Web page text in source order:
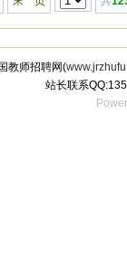
教师招聘网(
站长联系